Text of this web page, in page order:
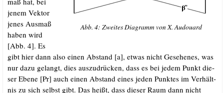
Abb. 4: Zwei­tes Dia­gramm von X. Audouard
jenem Vek­tor
jenes Aus­maß
haben wird
[Abb. 4]. Es
gibt hier dann also einen Abstand [a], etwas nicht Gese­he­nes, was
nur dazu gelangt, dies aus­zu­drü­cken, dass es bei jedem Punkt die­
ser Ebe­ne [Pr] auch einen Abstand eines jeden Punk­tes im Ver­hält­
nis zu sich selbst gibt. Das heißt, dass die­ser Raum dann nicht